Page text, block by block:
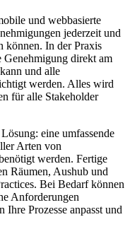
und webbasierte
jederzeit und
können. In der Praxis
Genehmigung direkt am
und alle
werden. Alles wird
für alle Stakeholder
eine umfassende
Arten von
werden. Fertige
Räumen, Aushub und
Bei Bedarf können
Anforderungen
Ihre Prozesse anpasst und